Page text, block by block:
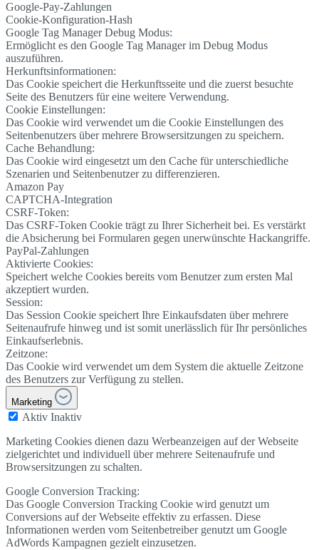
Google-Pay-Zahlungen
Cookie-Konfiguration-Hash
Google Tag Manager Debug Modus:
Ermöglicht es den Google Tag Manager im Debug Modus
auszuführen.
Herkunftsinformationen:
Das Cookie speichert die Herkunftsseite und die zuerst besuchte
Seite des Benutzers für eine weitere Verwendung.
Cookie Einstellungen:
Das Cookie wird verwendet um die Cookie Einstellungen des
Seitenbenutzers über mehrere Browsersitzungen zu speichern.
Cache Behandlung:
Das Cookie wird eingesetzt um den Cache für unterschiedliche
Szenarien und Seitenbenutzer zu differenzieren.
Amazon Pay
CAPTCHA-Integration
CSRF-Token:
Das CSRF-Token Cookie trägt zu Ihrer Sicherheit bei. Es verstärkt
die Absicherung bei Formularen gegen unerwünschte Hackangriffe.
PayPal-Zahlungen
Aktivierte Cookies:
Speichert welche Cookies bereits vom Benutzer zum ersten Mal
akzeptiert wurden.
Session:
Das Session Cookie speichert Ihre Einkaufsdaten über mehrere
Seitenaufrufe hinweg und ist somit unerlässlich für Ihr persönliches
Einkaufserlebnis.
Zeitzone:
Das Cookie wird verwendet um dem System die aktuelle Zeitzone
des Benutzers zur Verfügung zu stellen.
Marketing
Aktiv Inaktiv
Marketing Cookies dienen dazu Werbeanzeigen auf der Webseite
zielgerichtet und individuell über mehrere Seitenaufrufe und
Browsersitzungen zu schalten.
Google Conversion Tracking:
Das Google Conversion Tracking Cookie wird genutzt um
Conversions auf der Webseite effektiv zu erfassen. Diese
Informationen werden vom Seitenbetreiber genutzt um Google
AdWords Kampagnen gezielt einzusetzen.